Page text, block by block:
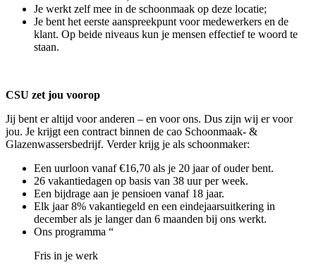
Je werkt zelf mee in de schoonmaak op deze locatie;
Je bent het eerste aanspreekpunt voor medewerkers en de
klant. Op beide niveaus kun je mensen effectief te woord te
staan.
CSU zet jou voorop
Jij bent er altijd voor anderen – en voor ons. Dus zijn wij er voor
jou. Je krijgt een contract binnen de cao Schoonmaak- &
Glazenwassersbedrijf. Verder krijg je als schoonmaker:
Een uurloon vanaf €16,70 als je 20 jaar of ouder bent.
26 vakantiedagen op basis van 38 uur per week.
Een bijdrage aan je pensioen vanaf 18 jaar.
Elk jaar 8% vakantiegeld en een eindejaarsuitkering in
december als je langer dan 6 maanden bij ons werkt.
Ons programma “
Fris in je werk